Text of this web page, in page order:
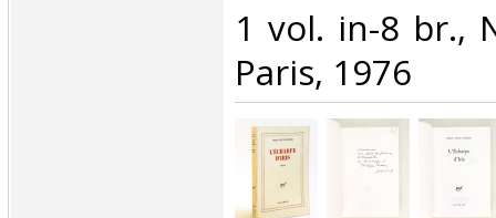
‎1 vol. in-8 br.,
Paris, 1976‎